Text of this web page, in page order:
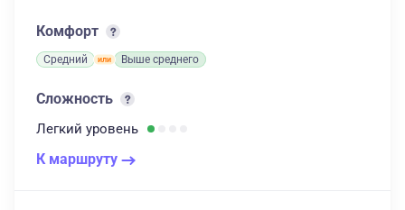
Комфорт
Средний Выше среднего
Сложность
Легкий уровень
К маршруту